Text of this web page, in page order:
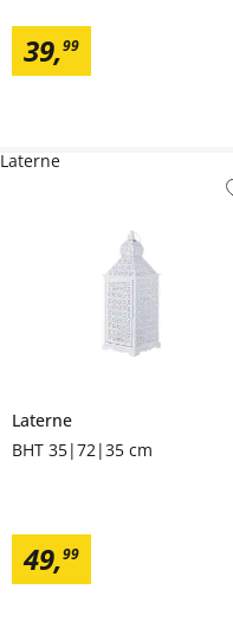
39,99
Laterne
BHT 35|72|35 cm
49,99
Laterne